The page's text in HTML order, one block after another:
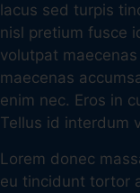
lacus sed turpis
nisl pretium fusce
volutpat
maecenas
enim nec. Eros in
Tellus id interdum
Lorem donec
eu tincidunt tortor